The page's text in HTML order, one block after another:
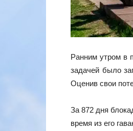
Ранним утром в
задачей было
Оценив свои
За 872 дня
время из его